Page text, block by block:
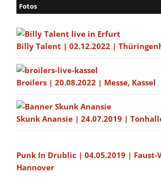
Fotos
Billy Talent | 02.12.2022 |
Broilers | 20.08.2022 | Messe, Kassel
Skunk Anansie | 24.07.2019 |
Punk In Drublic | 04.05.2019 | Faust-
Hannover